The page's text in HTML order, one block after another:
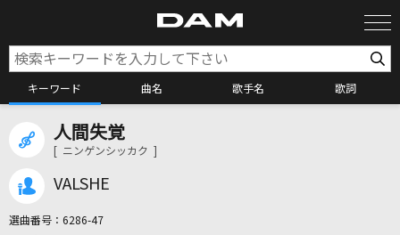
キーワード 曲名 歌手名 歌詞
人間失覚
[ ニンゲンシッカク ]
VALSHE
選曲番号： 6286-47